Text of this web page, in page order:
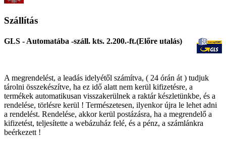
Szállítás
GLS - Automatába -száll. kts. 2.200.-ft.(Előre utalás)
A megrendelést, a leadás idelyétől számítva, ( 24 órán át ) tudjuk
tárolni összekészítve, ha ez idő alatt nem kerül kifizetésre, a
termékek automatikusan visszakerülnek a raktár készletünkbe, és a
rendelése, törlésre kerül ! Természetesen, ilyenkor újra le lehet adni
a rendelést. Rendelése, akkor kerül postázásra, ha a megrendelő a
kifizetést, teljesítette a webázuház felé, és a pénz, a számlánkra
beérkezett !